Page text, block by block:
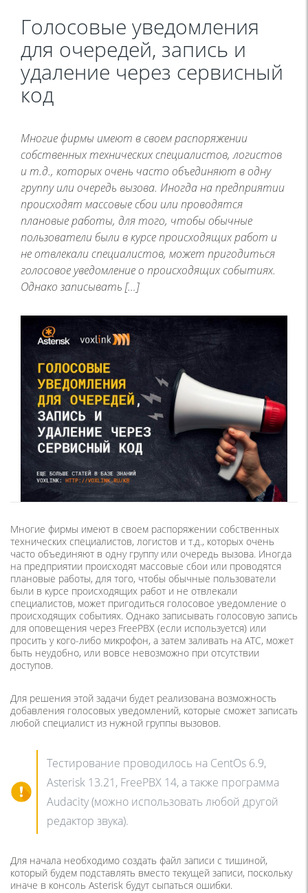
Голосовые уведомления
для очередей, запись и
удаление через сервисный
код
Многие фирмы имеют в своем распоряжении
собственных технических специалистов, логистов
и т.д., которых очень часто объединяют в одну
группу или очередь вызова. Иногда на предприятии
происходят массовые сбои или проводятся
плановые работы, для того, чтобы обычные
пользователи были в курсе происходящих работ и
не отвлекали специалистов, может пригодиться
голосовое уведомление о происходящих событиях.
Однако записывать […]
Многие фирмы имеют в своем распоряжении собственных
технических специалистов, логистов и т.д., которых очень
часто объединяют в одну группу или очередь вызова. Иногда
на предприятии происходят массовые сбои или проводятся
плановые работы, для того, чтобы обычные пользователи
были в курсе происходящих работ и не отвлекали
специалистов, может пригодиться голосовое уведомление о
происходящих событиях. Однако записывать голосовую запись
для оповещения через FreePBX (если используется) или
просить у кого-либо микрофон, а затем заливать на АТС, может
быть неудобно, или вовсе невозможно при отсутствии
доступов.
Для решения этой задачи будет реализована возможность
добавления голосовых уведомлений, которые сможет записать
любой специалист из нужной группы вызовов.
Тестирование проводилось на CentOs 6.9,
Asterisk 13.21, FreePBX 14, а также программа
Audacity (можно использовать любой другой
редактор звука).
Для начала необходимо создать файл записи с тишиной,
который будем подставлять вместо текущей записи, поскольку
иначе в консоль Asterisk будут сыпаться ошибки.